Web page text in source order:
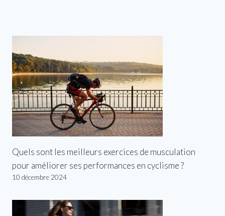
Quels sont les meilleurs exercices de musculation
pour améliorer ses performances en cyclisme ?
10 décembre 2024